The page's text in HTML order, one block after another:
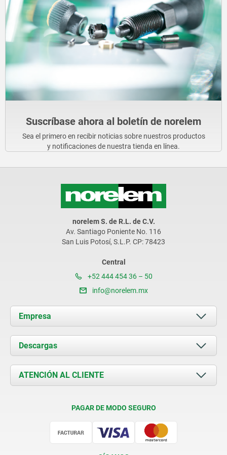
Suscríbase ahora al boletín de norelem
Sea el primero en recibir noticias sobre nuestros productos
y notificaciones de nuestra tienda en línea.
norelem S. de R.L. de C.V.
Av. Santiago Poniente No. 116
San Luis Potosí, S.L.P. CP: 78423
Central
+52 444 454 36 – 50
info@norelem.mx
Empresa
Acerca de nosotros
Novedades
Contacto
Descargas
Documents
ATENCIÓN AL CLIENTE
PAGAR DE MODO SEGURO